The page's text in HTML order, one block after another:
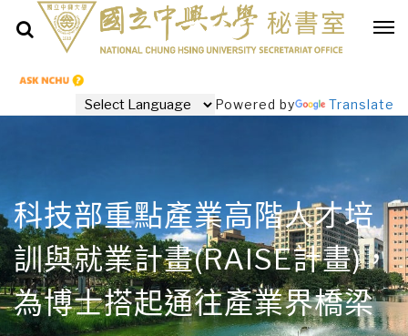
Powered by Translate
科技部重點產業高階人才培
訓與就業計畫(RAISE計畫)，
為博士搭起通往產業界橋梁